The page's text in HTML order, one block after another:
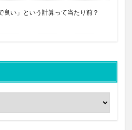
良い」という計算って当たり前？